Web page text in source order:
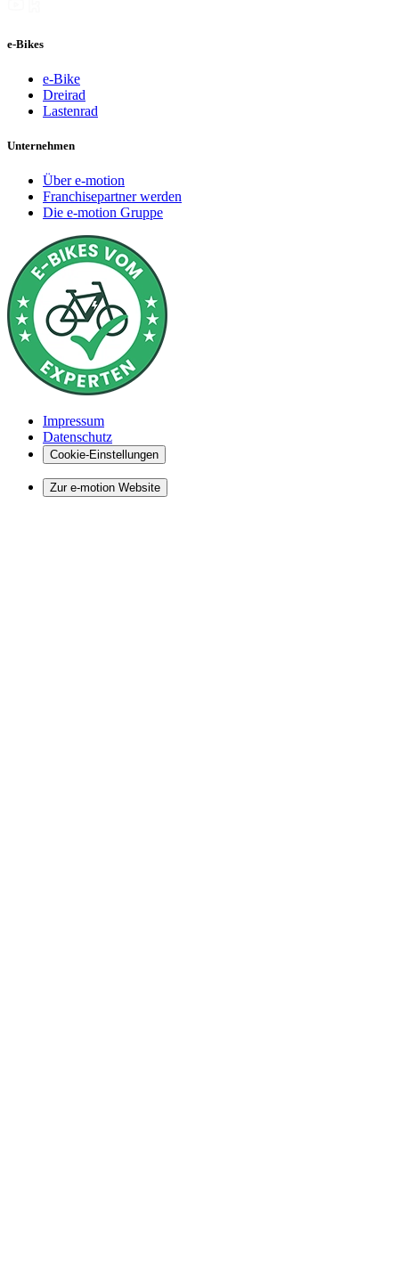
e-Bikes
e-Bike
Dreirad
Lastenrad
Unternehmen
Über e-motion
Franchisepartner werden
Die e-motion Gruppe
Impressum
Datenschutz
Cookie-Einstellungen
Zur e-motion Website